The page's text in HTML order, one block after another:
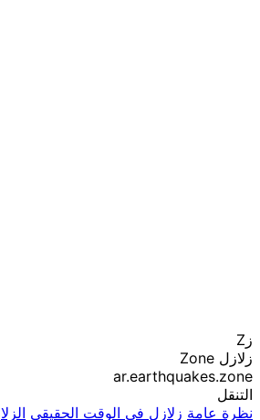
زZ
زلازل Zone
ar.earthquakes.zone
التنقل
نظرة عامة زلازل في الوقت الحقيقي